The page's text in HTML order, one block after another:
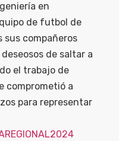
en
de futbol de
sus compañeros
de saltar a
el trabajo de
comprometió a
para representar